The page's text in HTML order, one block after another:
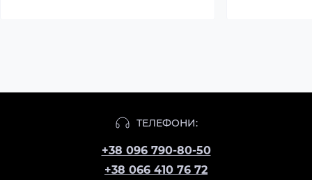
ТЕЛЕФОНИ:
+38 096 790-80-50
+38 066 410 76 72